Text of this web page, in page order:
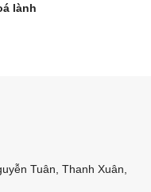
lành
Tuân, Thanh Xuân,